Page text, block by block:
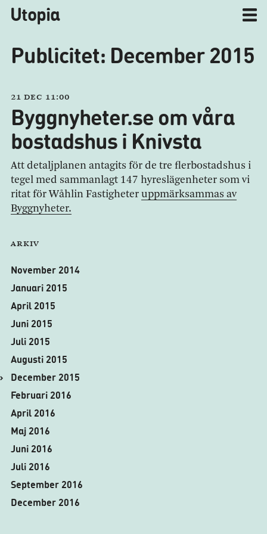
Utopia
Publicitet: December 2015
21 dec 11:00
Byggnyheter.se om våra
bostadshus i Knivsta
Att detaljplanen antagits för de tre flerbostadshus i
tegel med sammanlagt 147 hyreslägenheter som vi
ritat för Wåhlin Fastigheter uppmärksammas av
Byggnyheter.
Arkiv
November 2014
Januari 2015
April 2015
Juni 2015
Juli 2015
Augusti 2015
December 2015
Februari 2016
April 2016
Maj 2016
Juni 2016
Juli 2016
September 2016
December 2016